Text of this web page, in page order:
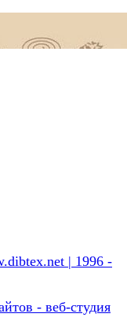
| 1996 -
- веб-студия